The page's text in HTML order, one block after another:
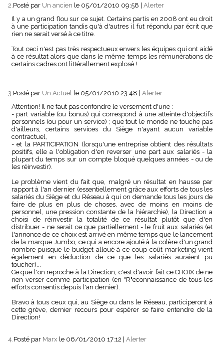
2.Posté par Un ancien le 05/01/2010 09:58
Alerter
Il y a un grand flou sur ce sujet. Certains partis en 2008 ont eu droit
à une participation tandis qu'à d'autres il fut répondu par écrit que
rien ne serait versé à ce titre.
Tout ceci n'est pas très respectueux envers les équipes qui ont aidé
à ce résultat alors que dans le même temps les rémunérations de
certains cadres ont littérallement explosé !
3.Posté par Un Actuel le 05/01/2010 23:48
Alerter
Attention! Il ne faut pas confondre le versement d'une :
- part variable (ou bonus) qui correspond à une atteinte d'objectifs
personnels (ou pour un service) ; que tout le monde ne touche pas
d'ailleurs, certains services du Siège n'ayant aucun variable
contractuel,
- et la PARTICIPATION (lorsqu'une entreprise obtient des résultats
positifs, elle a l'obligation d'en reverser une part aux salariés - la
plupart du temps sur un compte bloqué quelques années - ou de
les réinvestir).
Le problème vient du fait que, malgré un résultat en hausse par
rapport à l'an dernier (essentiellement grâce aux efforts de tous les
salariés du Siège et du Réseau à qui on demande tous les jours de
faire de plus en plus de choses, avec de moins en moins de
personnel, une pression constante de la hiérarchie), la Direction a
choisi de réinvestir la totalité de ce résultat plutôt que d'en
distribuer - ne serait ce que partiellement - le fruit aux salariés (et
l'annonce de ce choix est arrivé en même temps que le lancement
de la marque Jumbo, ce qui a encore ajouté à la colère d'un grand
nombre puisque le budget alloué à ce coup-coût marketing vient
également en déduction de ce que les salariés auraient pu
toucher)...
Ce que l'on reproche à la Direction, c'est d'avoir fait ce CHOIX de ne
rien verser comme participation (en "R"econnaissance de tous les
efforts consentis depuis l'an dernier).
Bravo à tous ceux qui, au Siège ou dans le Réseau, participeront à
cette grève, dernier recours pour espérer se faire entendre de la
Direction!
4. Posté par Marx le 06/01/2010 17:12 | Alerter